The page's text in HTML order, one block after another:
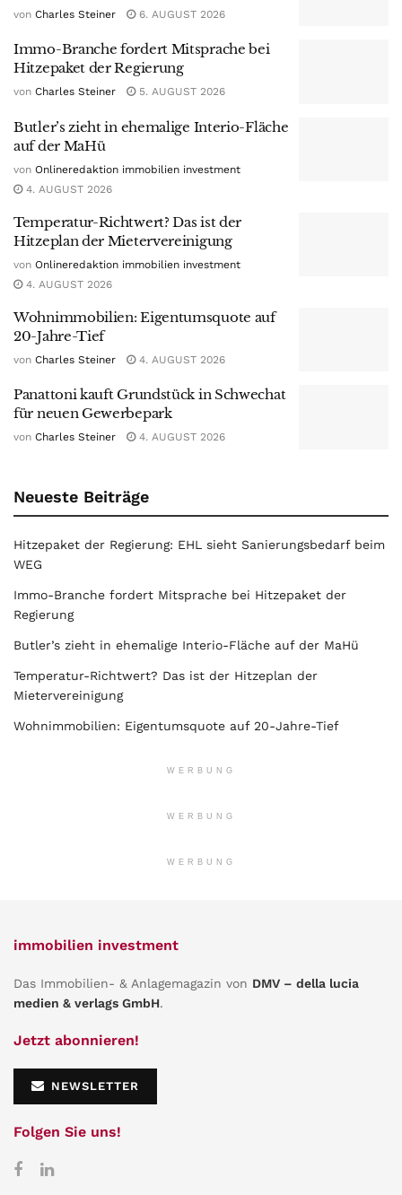
von Charles Steiner 6. AUGUST 2026
Immo-Branche fordert Mitsprache bei
Hitzepaket der Regierung
von Charles Steiner 5. AUGUST 2026
Butler’s zieht in ehemalige Interio-Fläche
auf der MaHü
von Onlineredaktion immobilien investment
4. AUGUST 2026
Temperatur-Richtwert? Das ist der
Hitzeplan der Mietervereinigung
von Onlineredaktion immobilien investment
4. AUGUST 2026
Wohnimmobilien: Eigentumsquote auf
20-Jahre-Tief
von Charles Steiner 4. AUGUST 2026
Panattoni kauft Grundstück in Schwechat
für neuen Gewerbepark
von Charles Steiner 4. AUGUST 2026
Neueste Beiträge
Hitzepaket der Regierung: EHL sieht Sanierungsbedarf beim
WEG
Immo-Branche fordert Mitsprache bei Hitzepaket der
Regierung
Butler’s zieht in ehemalige Interio-Fläche auf der MaHü
Temperatur-Richtwert? Das ist der Hitzeplan der
Mietervereinigung
Wohnimmobilien: Eigentumsquote auf 20-Jahre-Tief
WERBUNG
WERBUNG
WERBUNG
immobilien investment
Das Immobilien- & Anlagemagazin von DMV – della lucia
medien & verlags GmbH.
Jetzt abonnieren!
NEWSLETTER
Folgen Sie uns!